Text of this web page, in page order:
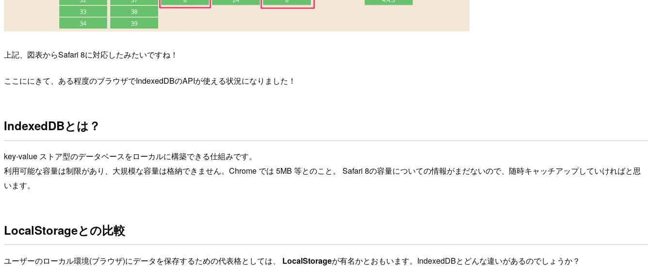
上記、図表からSafari 8に対応したみたいですね！
ここににきて、ある程度のブラウザでIndexedDBのAPIが使える状況になりました！
IndexedDBとは？
key-value ストア型のデータベースをローカルに構築できる仕組みです。
利用可能な容量は制限があり、大規模な容量は格納できません。Chrome では 5MB 等とのこと。 Safari 8の容量についての情報がまだないので、随時キャッチアップしていければと思
います。
LocalStorageとの比較
ユーザーのローカル環境(ブラウザ)にデータを保存するための代表格としては、 LocalStorageが有名かとおもいます。IndexedDBとどんな違いがあるのでしょうか？